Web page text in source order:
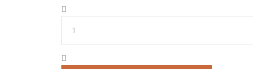
Zo'vrh
(Vipavska
quantity